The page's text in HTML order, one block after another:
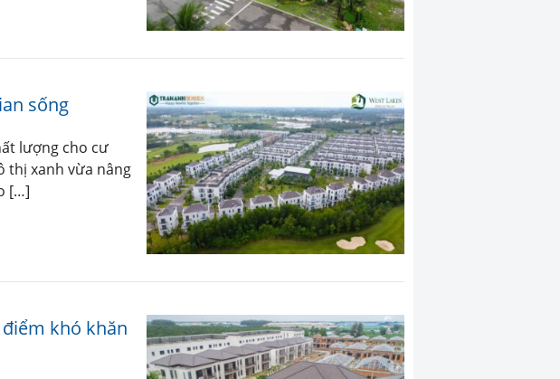
sống
lượng cho cư
thị xanh vừa nâng
[…]
khó khăn